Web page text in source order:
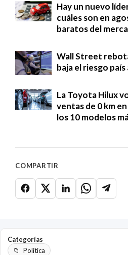
Hay un nuevo
cuáles son en
baratos del
Wall Street
baja el riesgo
La Toyota Hilux
ventas de 0 km
los 10 modelos
COMPARTIR
Categorías
Política